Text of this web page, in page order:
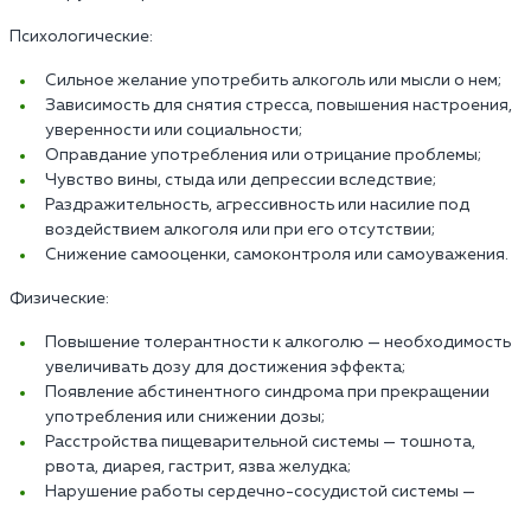
Психологические:
Сильное желание употребить алкоголь или мысли о нем;
Зависимость для снятия стресса, повышения настроения,
уверенности или социальности;
Оправдание употребления или отрицание проблемы;
Чувство вины, стыда или депрессии вследствие;
Раздражительность, агрессивность или насилие под
воздействием алкоголя или при его отсутствии;
Снижение самооценки, самоконтроля или самоуважения.
Физические:
Повышение толерантности к алкоголю — необходимость
увеличивать дозу для достижения эффекта;
Появление абстинентного синдрома при прекращении
употребления или снижении дозы;
Расстройства пищеварительной системы — тошнота,
рвота, диарея, гастрит, язва желудка;
Нарушение работы сердечно-сосудистой системы —